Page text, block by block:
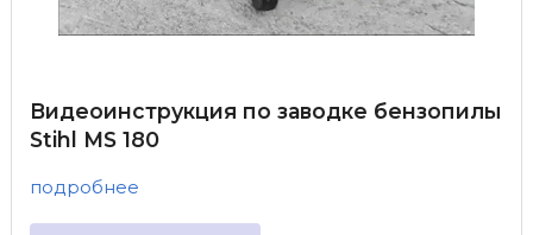
Видеоинструкция по заводке бензопилы
Stihl MS 180
подробнее